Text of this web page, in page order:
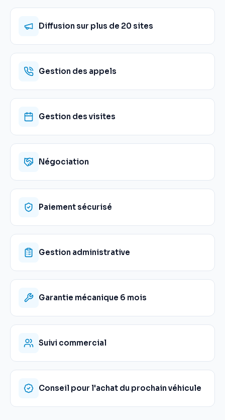
Diffusion sur plus de 20 sites
Gestion des appels
Gestion des visites
Négociation
Paiement sécurisé
Gestion administrative
Garantie mécanique 6 mois
Suivi commercial
Conseil pour l'achat du prochain véhicule